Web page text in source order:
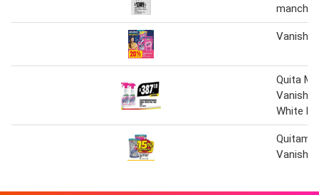
Vanish
Quita
Vanish
White
Vanish